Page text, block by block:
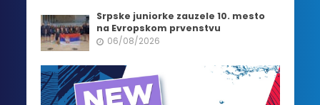
Srpske juniorke zauzele 10. mesto
na Evropskom prvenstvu
06/08/2026